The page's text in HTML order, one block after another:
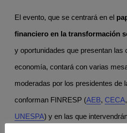
El evento, que se centrará en el
financiero en la transformación
y oportunidades que presentan las
economía, contará con varias
moderadas por los presidentes de
conforman FINRESP (AEB, CECA,
UNESPA) y en las que